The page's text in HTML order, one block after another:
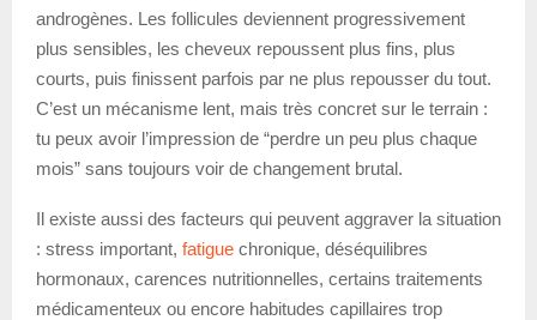
androgènes. Les follicules deviennent progressivement
plus sensibles, les cheveux repoussent plus fins, plus
courts, puis finissent parfois par ne plus repousser du tout.
C’est un mécanisme lent, mais très concret sur le terrain :
tu peux avoir l’impression de “perdre un peu plus chaque
mois” sans toujours voir de changement brutal.
Il existe aussi des facteurs qui peuvent aggraver la situation
: stress important, fatigue chronique, déséquilibres
hormonaux, carences nutritionnelles, certains traitements
médicamenteux ou encore habitudes capillaires trop